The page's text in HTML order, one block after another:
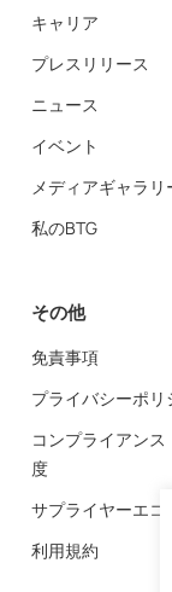
キャリア
プレスリリース
ニュース
イベント
メディアギャラリ
私のBTG
その他
免責事項
プライバシーポリ
コンプライアン
度
サプライヤーエコ
利用規約